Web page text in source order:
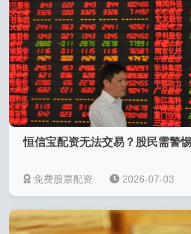
恒信宝配资无法交易？股民需警
免费股票配资 2026-07-03